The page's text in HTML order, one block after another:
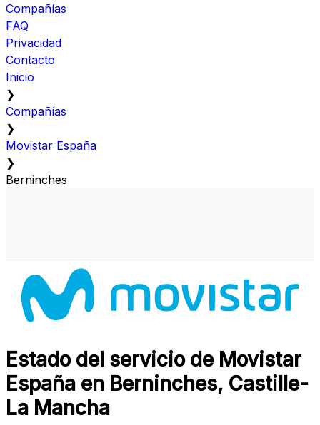
Compañías
FAQ
Privacidad
Contacto
Inicio
❯
Compañías
❯
Movistar España
❯
Berninches
Estado del servicio de Movistar
España en Berninches, Castille-
La Mancha